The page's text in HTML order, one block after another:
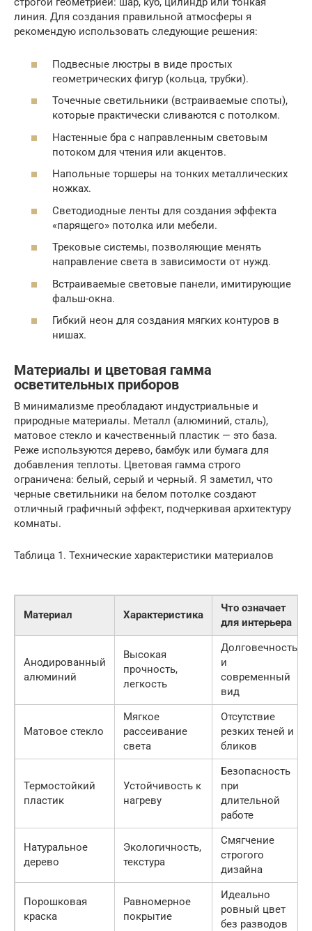
линия. Для создания правильной атмосферы я
рекомендую использовать следующие решения:
Подвесные люстры в виде простых
геометрических фигур (кольца, трубки).
Точечные светильники (встраиваемые споты),
которые практически сливаются с потолком.
Настенные бра с направленным световым
потоком для чтения или акцентов.
Напольные торшеры на тонких металлических
ножках.
Светодиодные ленты для создания эффекта
«парящего» потолка или мебели.
Трековые системы, позволяющие менять
направление света в зависимости от нужд.
Встраиваемые световые панели, имитирующие
фальш-окна.
Гибкий неон для создания мягких контуров в
нишах.
Материалы и цветовая гамма
осветительных приборов
В минимализме преобладают индустриальные и
природные материалы. Металл (алюминий, сталь),
матовое стекло и качественный пластик — это база.
Реже используются дерево, бамбук или бумага для
добавления теплоты. Цветовая гамма строго
ограничена: белый, серый и черный. Я заметил, что
черные светильники на белом потолке создают
отличный графичный эффект, подчеркивая архитектуру
комнаты.
Таблица 1. Технические характеристики материалов
Материал Характеристика
Что означает
для интерьера
Анодированный
алюминий
Высокая
прочность,
легкость
Долговечность
и
современный
вид
Матовое стекло
Мягкое
рассеивание
света
Отсутствие
резких теней и
бликов
Термостойкий
пластик
Устойчивость к
нагреву
Безопасность
при
длительной
работе
Натуральное
дерево
Экологичность,
текстура
Смягчение
строгого
дизайна
Порошковая
краска
Равномерное
покрытие
Идеально
ровный цвет
без разводов